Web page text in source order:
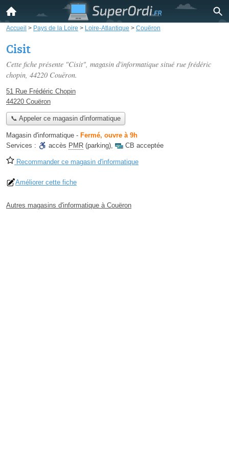
Accueil > Pays de la Loire > Loire-Atlantique > Couëron
Cisit
Cette fiche présente "Cisit", magasin d'informatique situé rue frédéric
chopin, 44220 Couëron.
51 Rue Frédéric Chopin
44220 Couëron
📞 Appeler ce magasin d'informatique
Magasin d'informatique - Fermé, ouvre à 9h
Services :
accès PMR (parking), CB acceptée
Recommander ce magasin d'informatique
Améliorer cette fiche
Autres magasins d'informatique à Couëron